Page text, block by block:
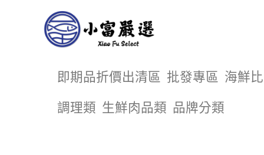
即期品折價出清區 批發專區 海鮮
調理類 生鮮肉品類 品牌分類